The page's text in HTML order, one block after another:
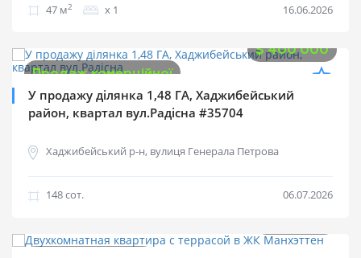
47 м2 х 1 16.06.2026
$400 000
Продаж комерційної
У продажу ділянка 1,48 ГА, Хаджибейський
район, квартал вул.Радісна #35704
Хаджибейський р-н, вулиця Генерала Петрова
148 cот. 06.07.2026